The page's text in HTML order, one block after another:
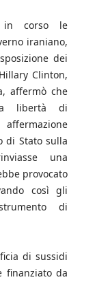
in corso le
iraniano,
dei
Clinton,
affermò che
libertà di
di Stato sulla
una
provocato
così gli
di
di sussidi
finanziato da